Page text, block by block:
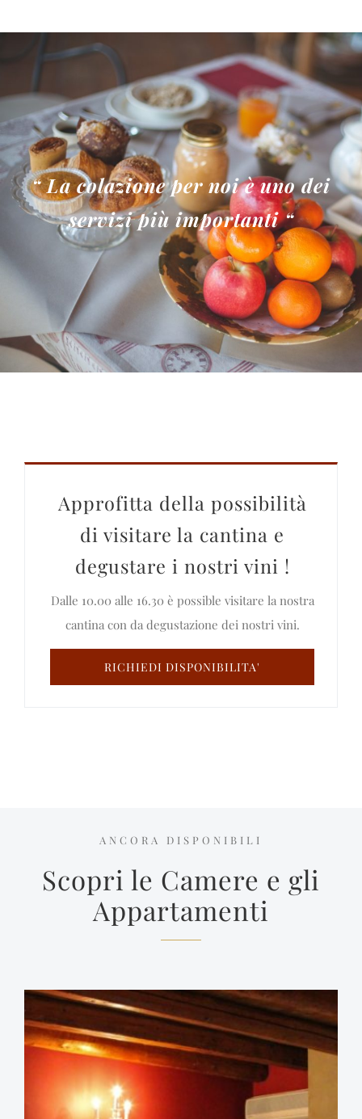
“La colazione per noi è uno dei
servizi più importanti “
Approfitta della possibilità
di visitare la cantina e
degustare i nostri vini !
Dalle 10.00 alle 16.30 è possible visitare la nostra
cantina con da degustazione dei nostri vini.
RICHIEDI DISPONIBILITA'
ANCORA DISPONIBILI
Scopri le Camere e gli
Appartamenti